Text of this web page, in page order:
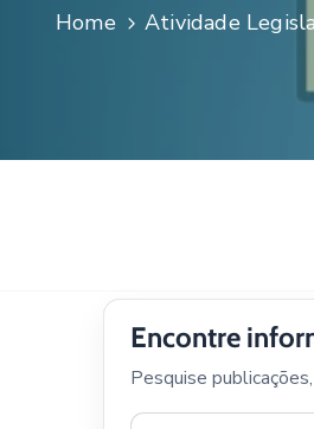
Home Atividade
Encontre
Pesquise